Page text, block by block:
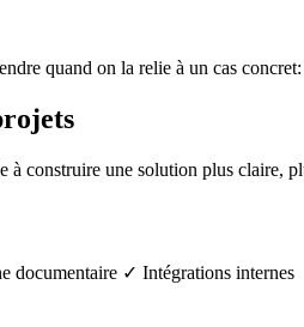
quand on la relie à un cas
à construire une solution plus claire,
documentaire ✓ Intégrations internes